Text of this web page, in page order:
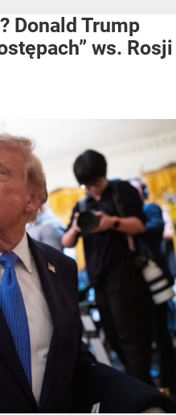
Donald Trump
ws. Rosji